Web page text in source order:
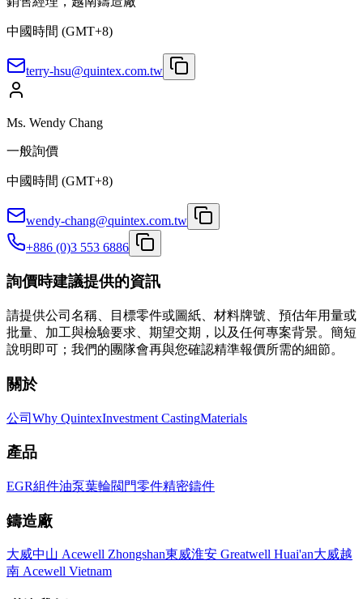
中國時間 (GMT+8)
terry-hsu@quintex.com.tw
Ms. Wendy Chang
一般詢價
中國時間 (GMT+8)
wendy-chang@quintex.com.tw
+886 (0)3 553 6886
詢價時建議提供的資訊
請提供公司名稱、目標零件或圖紙、材料牌號、預估年用量或
批量、加工與檢驗要求、期望交期，以及任何專案背景。簡短
說明即可；我們的團隊會再與您確認精準報價所需的細節。
關於
公司 Why QuintexInvestment CastingMaterials
產品
EGR組件油泵葉輪閥門零件精密鑄件
鑄造廠
大威中山 Acewell Zhongshan東威淮安 Greatwell Huai'an大威越
南 Acewell Vietnam